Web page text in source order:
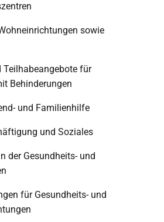
sowie
Teilhabeangebote für
Behinderungen
und Familienhilfe
und Soziales
der Gesundheits- und
für Gesundheits- und